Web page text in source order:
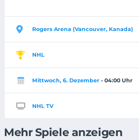
Rogers Arena (Vancouver, Kanada)
NHL
Mittwoch, 6. Dezember - 04:00 Uhr
NHL TV
Mehr Spiele anzeigen